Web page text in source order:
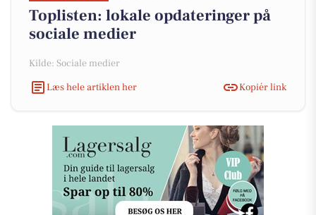
Toplisten: lokale opdateringer på
sociale medier
Kilde: Sociale medier
Læs hele artiklen her
Kopiér link